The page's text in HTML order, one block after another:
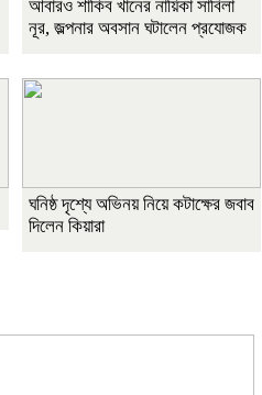
আবারও শাকিব খানের নায়িকা সাবিলা
নূর, জল্পনার অবসান ঘটালেন প্রযোজক
ঘনিষ্ঠ দৃশ্যে অভিনয় নিয়ে কটাক্ষের জবাব
দিলেন কিয়ারা